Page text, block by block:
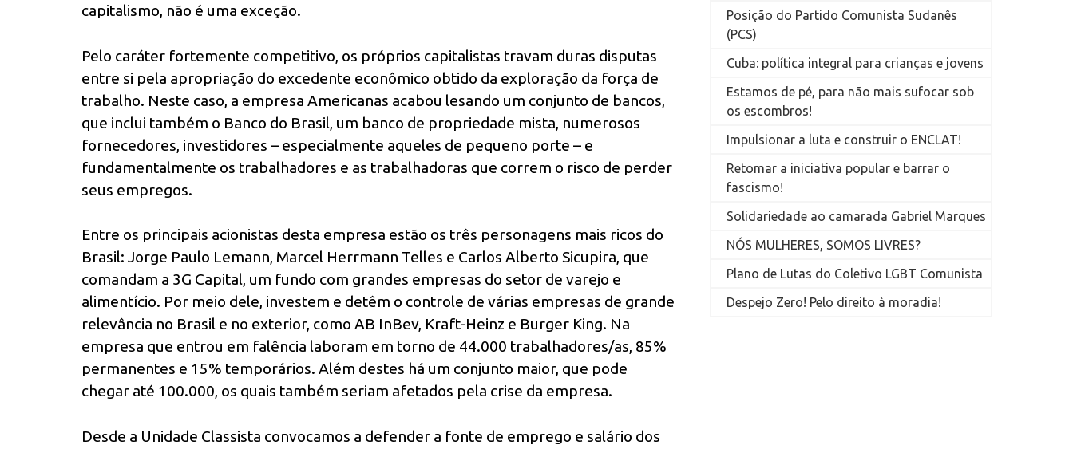
capitalismo, não é uma exceção.
Pelo caráter fortemente competitivo, os próprios capitalistas travam duras disputas
entre si pela apropriação do excedente econômico obtido da exploração da força de
trabalho. Neste caso, a empresa Americanas acabou lesando um conjunto de bancos,
que inclui também o Banco do Brasil, um banco de propriedade mista, numerosos
fornecedores, investidores – especialmente aqueles de pequeno porte – e
fundamentalmente os trabalhadores e as trabalhadoras que correm o risco de perder
seus empregos.
Entre os principais acionistas desta empresa estão os três personagens mais ricos do
Brasil: Jorge Paulo Lemann, Marcel Herrmann Telles e Carlos Alberto Sicupira, que
comandam a 3G Capital, um fundo com grandes empresas do setor de varejo e
alimentício. Por meio dele, investem e detêm o controle de várias empresas de grande
relevância no Brasil e no exterior, como AB InBev, Kraft-Heinz e Burger King. Na
empresa que entrou em falência laboram em torno de 44.000 trabalhadores/as, 85%
permanentes e 15% temporários. Além destes há um conjunto maior, que pode
chegar até 100.000, os quais também seriam afetados pela crise da empresa.
Desde a Unidade Classista convocamos a defender a fonte de emprego e salário dos
Posição do Partido Comunista Sudanês
(PCS)
Cuba: política integral para crianças e jovens
Estamos de pé, para não mais sufocar sob
os escombros!
Impulsionar a luta e construir o ENCLAT!
Retomar a iniciativa popular e barrar o
fascismo!
Solidariedade ao camarada Gabriel Marques
NÓS MULHERES, SOMOS LIVRES?
Plano de Lutas do Coletivo LGBT Comunista
Despejo Zero! Pelo direito à moradia!